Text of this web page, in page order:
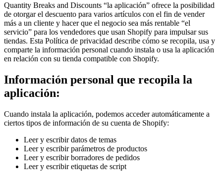
Quantity Breaks and Discounts “la aplicación” ofrece la posibilidad
de otorgar el descuento para varios artículos con el fin de vender
más a un cliente y hacer que el negocio sea más rentable “el
servicio” para los vendedores que usan Shopify para impulsar sus
tiendas. Esta Política de privacidad describe cómo se recopila, usa y
comparte la información personal cuando instala o usa la aplicación
en relación con su tienda compatible con Shopify.
Información personal que recopila la
aplicación:
Cuando instala la aplicación, podemos acceder automáticamente a
ciertos tipos de información de su cuenta de Shopify:
Leer y escribir datos de temas
Leer y escribir parámetros de productos
Leer y escribir borradores de pedidos
Leer y escribir etiquetas de script